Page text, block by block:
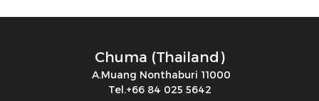
Chuma (Thailand)
A.Muang Nonthaburi 11000
Tel.+66 84 025 5642